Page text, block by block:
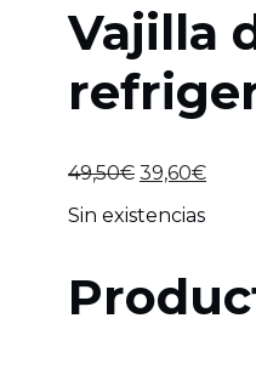
Vajilla
49,50€ El
original
39,60€El
Sin existencias